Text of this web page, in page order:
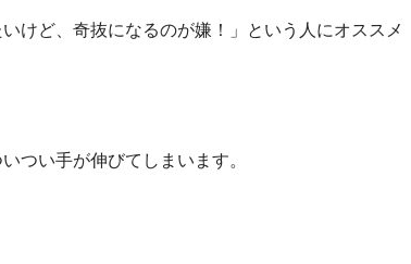
けど、奇抜になるのが嫌！」という人にオススメ
つい手が伸びてしまいます。